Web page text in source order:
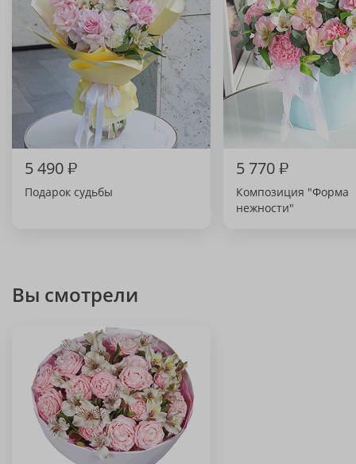
5 490₽
Подарок судьбы
5 770₽
Композиция "Форма
нежности"
Вы смотрели